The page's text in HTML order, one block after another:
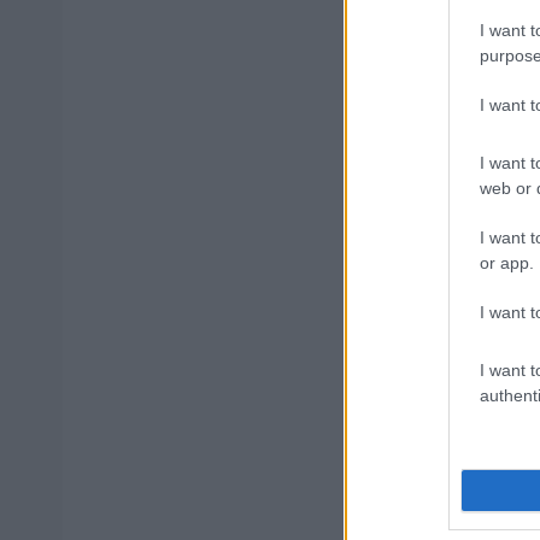
I want
I want
I want
web or
I want
or app.
I want
I want
ΥΠΕΣ: